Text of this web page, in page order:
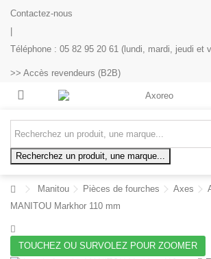
Contactez-nous
Téléphone : 05 82 95 20 61 (lundi, mardi, jeudi et
>> Accès revendeurs (B2B)
Recherchez un produit, une marque...
Manitou Pièces de fourches Axes
MANITOU Markhor 110 mm
TOUCHEZ OU SURVOLEZ POUR ZOOMER